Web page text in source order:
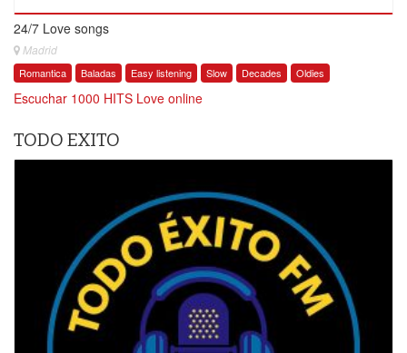
24/7 Love songs
Madrid
Romantica Baladas Easy listening Slow Decades Oldies
Escuchar 1000 HITS Love online
TODO EXITO